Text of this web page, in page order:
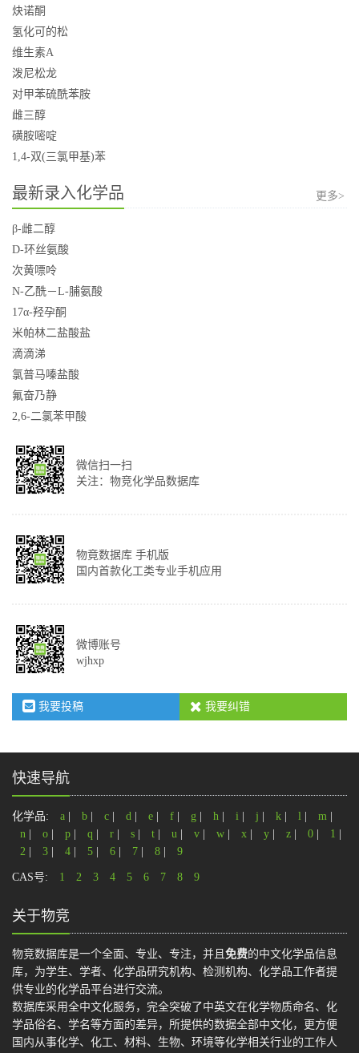
炔诺酮
氢化可的松
维生素A
泼尼松龙
对甲苯硫酰苯胺
雌三醇
磺胺嘧啶
1,4-双(三氯甲基)苯
最新录入化学品 更多>
β-雌二醇
D-环丝氨酸
次黄嘌呤
N-乙酰－L-脯氨酸
17α-羟孕酮
米帕林二盐酸盐
滴滴涕
氯普马嗪盐酸
氟奋乃静
2,6-二氯苯甲酸
微信扫一扫
关注：物竞化学品数据库
物竟数据库 手机版
国内首款化工类专业手机应用
微博账号
wjhxp
我要投稿 我要纠错
快速导航
化学品: a b c d e f g h i j k l m
n
o p q r s t u v w x y z 0 1
2
3 4 5 6 7 8 9
CAS号: 1 2 3 4 5 6 7 8 9
关于物竞
物竞数据库是一个全面、专业、专注，并且 免费的中文化学品信息
库，为学生、学者、化学品研究机构、检测机构、化学品工作者提
供专业的化学品平台进行交流。
数据库采用全中文化服务，完全突破了中英文在化学物质命名、化
学品俗名、学名等方面的差异，所提供的数据全部中文化，更方便
国内从事化学、化工、材料、生物、环境等化学相关行业的工作人